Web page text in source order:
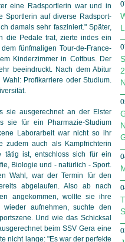
eine Radsportlerin war und in
Sportlerin auf diverse Radsport-
damals sehr fasziniert." Später,
die Pedale trat, zierte indes ein
fünfmaligen Tour-de-France-
Kinderzimmer in Cottbus. Der
beeindruckt. Nach dem Abitur
Profikarriere oder Studium.
sie ausgerechnet an der Elster
sie für ein Pharmazie-Studium
Laborarbeit war nicht so ihr
zudem auch als Kampfrichterin
tätig ist, entschloss sich für ein
Biologie und - natürlich - Sport.
Wahl, war der Termin für den
abgelaufen. Also ab nach
angekommen, wollte sie ihre
wieder aufnehmen, suchte den
Und wie das Schicksal
beim SSV Gera eine
nicht lange: "Es war der perfekte